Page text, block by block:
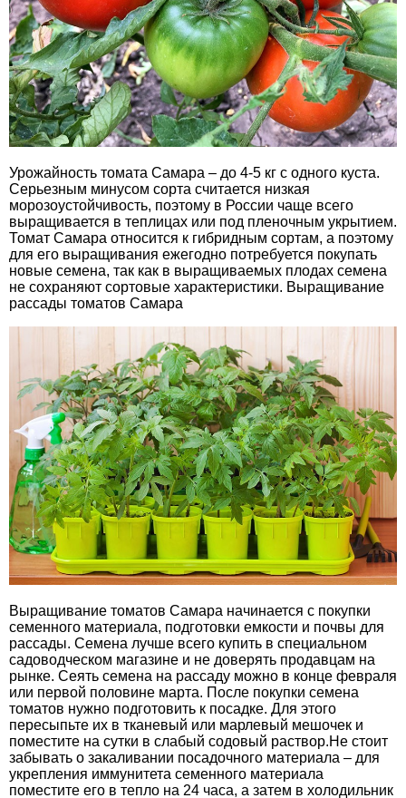
Урожайность томата Самара – до 4-5 кг с одного куста.
Серьезным минусом сорта считается низкая
морозоустойчивость, поэтому в России чаще всего
выращивается в теплицах или под пленочным укрытием.
Томат Самара относится к гибридным сортам, а поэтому
для его выращивания ежегодно потребуется покупать
новые семена, так как в выращиваемых плодах семена
не сохраняют сортовые характеристики. Выращивание
рассады томатов Самара
Выращивание томатов Самара начинается с покупки
семенного материала, подготовки емкости и почвы для
рассады. Семена лучше всего купить в специальном
садоводческом магазине и не доверять продавцам на
рынке. Сеять семена на рассаду можно в конце февраля
или первой половине марта. После покупки семена
томатов нужно подготовить к посадке. Для этого
пересыпьте их в тканевый или марлевый мешочек и
поместите на сутки в слабый содовый раствор.Не стоит
забывать о закаливании посадочного материала – для
укрепления иммунитета семенного материала
поместите его в тепло на 24 часа, а затем в холодильник